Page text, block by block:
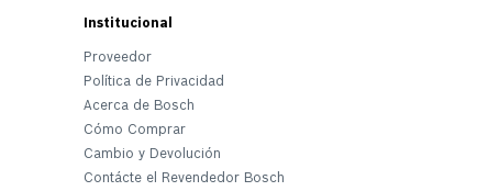
Institucional
Proveedor
Política de Privacidad
Acerca de Bosch
Cómo Comprar
Cambio y Devolución
Contácte el Revendedor Bosch